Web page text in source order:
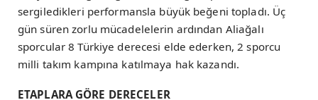
sergiledikleri performansla büyük beğeni topladı. Üç
gün süren zorlu mücadelelerin ardından Aliağalı
sporcular 8 Türkiye derecesi elde ederken, 2 sporcu
milli takım kampına katılmaya hak kazandı.
ETAPLARA GÖRE DERECELER